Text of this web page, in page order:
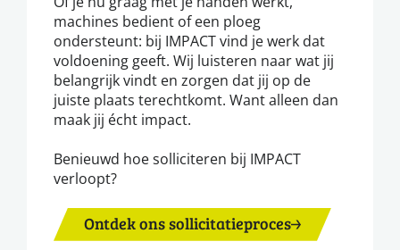
machines bedient of een ploeg
ondersteunt: bij IMPACT vind je werk dat
voldoening geeft. Wij luisteren naar wat jij
belangrijk vindt en zorgen dat jij op de
juiste plaats terechtkomt. Want alleen dan
maak jij écht impact.
Benieuwd hoe solliciteren bij IMPACT
verloopt?
Ontdek ons sollicitatieproces